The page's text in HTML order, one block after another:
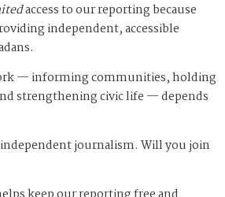
access to our reporting because
independent, accessible
— informing communities, holding
strengthening civic life — depends
journalism. Will you join